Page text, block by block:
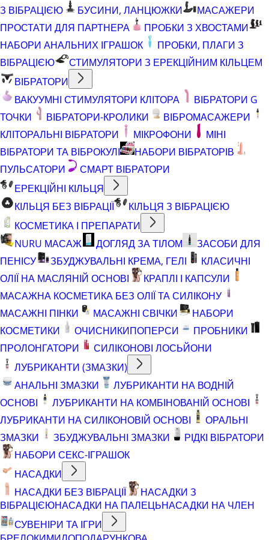
З ВІБРАЦІЄЮ
БУСИНИ, ЛАНЦЮЖКИ
МАСАЖЕРИ
ПРОСТАТИ ДЛЯ ПАРТНЕРА
ПРОБКИ З ХВОСТАМИ
НАБОРИ АНАЛЬНИХ ІГРАШОК
ПРОБКИ, ПЛАГИ З
ВІБРАЦІЄЮ
СТИМУЛЯТОРИ З ЕРЕКЦІЙНИМ КІЛЬЦЕМ
ВІБРАТОРИ
ВАКУУМНІ СТИМУЛЯТОРИ КЛІТОРА
ВІБРАТОРИ G
ТОЧКИ
ВІБРАТОРИ-КРОЛИКИ
ВІБРОМАСАЖЕРИ
КЛІТОРАЛЬНІ ВІБРАТОРИ
МІКРОФОНИ
МІНІ
ВІБРАТОРИ ТА ВІБРОКУЛІ
НАБОРИ ВІБРАТОРІВ
ПУЛЬСАТОРИ
СМАРТ ВІБРАТОРИ
ЕРЕКЦІЙНІ КІЛЬЦЯ
КІЛЬЦЯ БЕЗ ВІБРАЦІЇ
КІЛЬЦЯ З ВІБРАЦІЄЮ
КОСМЕТИКА І ПРЕПАРАТИ
NURU МАСАЖ
ДОГЛЯД ЗА ТІЛОМ
ЗАСОБИ ДЛЯ
ПЕНІСУ
ЗБУДЖУВАЛЬНІ КРЕМА, ГЕЛІ
КЛАСИЧНІ
ОЛІЇ НА МАСЛЯНІЙ ОСНОВІ
КРАПЛІ І КАПСУЛИ
МАСАЖНА КОСМЕТИКА БЕЗ ОЛІЇ ТА СИЛІКОНУ
МАСАЖНІ ПІНКИ
МАСАЖНІ СВІЧКИ
НАБОРИ
КОСМЕТИКИ
ОЧИСНИКИПОПЕРСИ
ПРОБНИКИ
ПРОЛОНГАТОРИ
СИЛІКОНОВІ ЛОСЬЙОНИ
ЛУБРИКАНТИ (ЗМАЗКИ)
АНАЛЬНІ ЗМАЗКИ
ЛУБРИКАНТИ НА ВОДНІЙ
ОСНОВІ
ЛУБРИКАНТИ НА КОМБІНОВАНІЙ ОСНОВІ
ЛУБРИКАНТИ НА СИЛІКОНОВІЙ ОСНОВІ
ОРАЛЬНІ
ЗМАЗКИ
ЗБУДЖУВАЛЬНІ ЗМАЗКИ
РІДКІ ВІБРАТОРИ
НАБОРИ СЕКС-ІГРАШОК
НАСАДКИ
НАСАДКИ БЕЗ ВІБРАЦІЇ
НАСАДКИ З
ВІБРАЦІЄЮНАСАДКИ НА ПАЛЕЦЬНАСАДКИ НА ЧЛЕН
СУВЕНІРИ ТА ІГРИ